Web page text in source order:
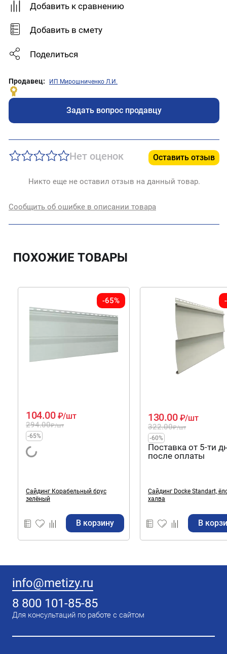
Добавить к сравнению
Добавить в смету
Поделиться
Продавец: ИП Мирошниченко Л.И.
Задать вопрос продавцу
Нет оценок Оставить отзыв
Никто еще не оставил отзыв на данный товар.
Сообщить об ошибке в описании товара
ПОХОЖИЕ ТОВАРЫ
-65%
294.00₽/шт
104.00 ₽/шт
-65%
Сайдинг Корабельный брус
зелёный
В корзину
322.00₽/шт
130.00 ₽/шт
-60%
Поставка от 5-ти
после оплаты
Сайдинг Docke Standart,
халва
В
info@metizy.ru
8 800 101-85-85
Для консультаций по работе с сайтом